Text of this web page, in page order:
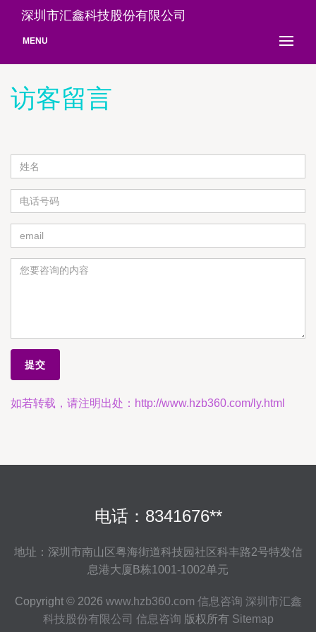
深圳市汇鑫科技股份有限公司
MENU
访客留言
如若转载，请注明出处：http://www.hzb360.com/ly.html
电话：8341676**
地址：深圳市南山区粤海街道科技园社区科丰路2号特发信
息港大厦B栋1001-1002单元
Copyright © 2026 www.hzb360.com 信息咨询 深圳市汇鑫
科技股份有限公司 信息咨询 版权所有 Sitemap